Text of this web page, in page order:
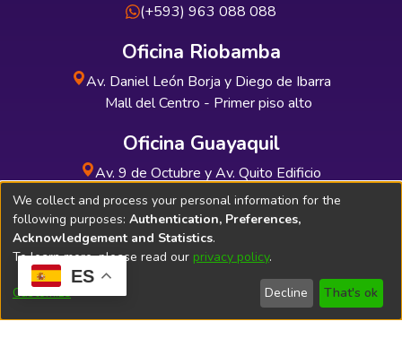
ES
(+593) 963 088 088
Oficina Riobamba
Av. Daniel León Borja y Diego de Ibarra
Mall del Centro - Primer piso alto
Oficina Guayaquil
Av. 9 de Octubre y Av. Quito Edificio
INDUAUTO - Planta baja
Soporte Técnico Bibliolatino.com
We collect and process your personal information for the
following purposes: Authentication, Preferences,
Acknowledgement and Statistics.
To learn more, please read our privacy policy.
Customize Decline That's ok